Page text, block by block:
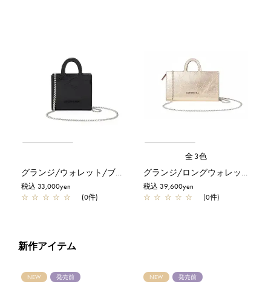
グランジ/ウォレット/ブラック
税込 33,000yen
☆ ☆ ☆ ☆ ☆ (0件)
全3色
グランジ/ロングウォレット/シャンパンゴールド
税込 39,600yen
☆ ☆ ☆ ☆ ☆ (0件)
新作アイテム
NEW 発売前 NEW 発売前